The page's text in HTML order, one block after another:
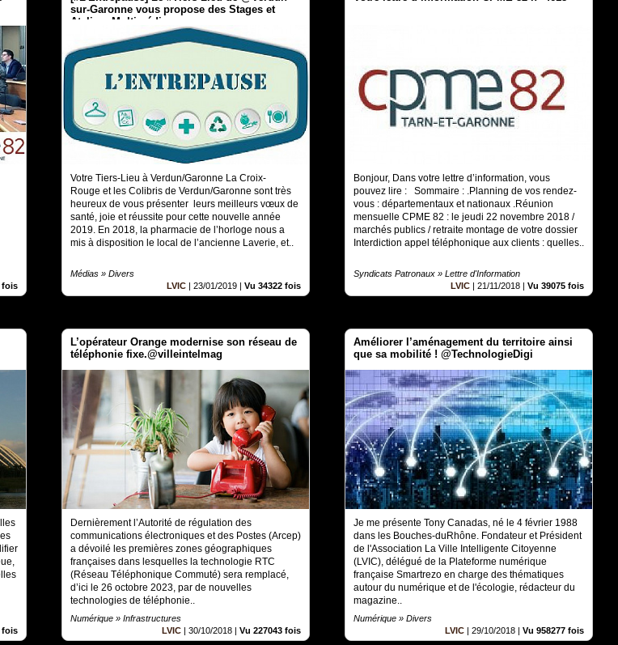
fois
sur-Garonne vous propose des Stages et
Ateliers Multimédia
Votre Tiers-Lieu à Verdun/Garonne La Croix-
Rouge et les Colibris de Verdun/Garonne sont très
heureux de vous présenter leurs meilleurs vœux de
santé, joie et réussite pour cette nouvelle année
2019. En 2018, la pharmacie de l’horloge nous a
mis à disposition le local de l’ancienne Laverie, et..
Médias » Divers
LVIC |23/01/2019 |Vu 34322 fois
Bonjour, Dans votre lettre d’information, vous
pouvez lire : Sommaire : .Planning de vos rendez-
vous : départementaux et nationaux .Réunion
mensuelle CPME 82 : le jeudi 22 novembre 2018 /
marchés publics / retraite montage de votre dossier
Interdiction appel téléphonique aux clients : quelles..
Syndicats Patronaux » Lettre d'Information
LVIC |21/11/2018 |Vu 39075 fois
fois
L’opérateur Orange modernise son réseau de
téléphonie fixe.@villeintelmag
Dernièrement l’Autorité de régulation des
communications électroniques et des Postes (Arcep)
a dévoilé les premières zones géographiques
françaises dans lesquelles la technologie RTC
(Réseau Téléphonique Commuté) sera remplacé,
d’ici le 26 octobre 2023, par de nouvelles
technologies de téléphonie..
Numérique » Infrastructures
LVIC |30/10/2018 |Vu 227043 fois
Améliorer l’aménagement du territoire ainsi
que sa mobilité ! @TechnologieDigi
Je me présente Tony Canadas, né le 4 février 1988
dans les Bouches-duRhône. Fondateur et Président
de l'Association La Ville Intelligente Citoyenne
(LVIC), délégué de la Plateforme numérique
française Smartrezo en charge des thématiques
autour du numérique et de l'écologie, rédacteur du
magazine..
Numérique » Divers
LVIC |29/10/2018 |Vu 958277 fois